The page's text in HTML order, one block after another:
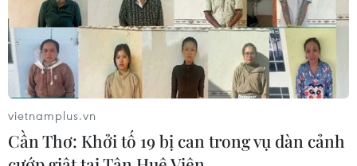
Thái Lan tiếp tục thử nghiệm vắcxin
chống COVID-19 trên loài khỉ
22/06/2020 11:59
13 con khỉ đã được tiêm vắcxin phòng chống COVID-19
và 2 tuần tới sẽ quyết định liệu các nhà nghiên cứu có
vietnamplus.vn
Cần Thơ: Khởi tố 19 bị can trong vụ dàn cảnh